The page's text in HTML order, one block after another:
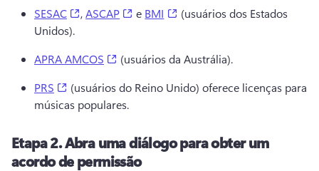
SESAC
(opens in a new tab)
, ASCAP (opens in a new tab)
e BMI (opens in a new tab)
(usuários dos Estados
Unidos).
APRA AMCOS
(opens in a new tab)
(usuários da Austrália).
PRS
(opens in a new tab)
(usuários do Reino Unido) oferece licenças para
músicas populares.
Etapa 2.Abra uma diálogo para obter um
acordo de permissão